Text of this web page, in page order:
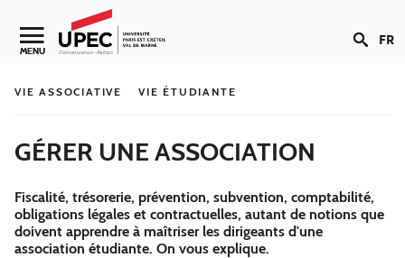
Aller au contenu
Navigation secondaire
MENU FR
VIE ASSOCIATIVE VIE ÉTUDIANTE
GÉRER UNE ASSOCIATION
Fiscalité, trésorerie, prévention, subvention, comptabilité,
obligations légales et contractuelles, autant de notions que
doivent apprendre à maîtriser les dirigeants d'une
association étudiante. On vous explique.